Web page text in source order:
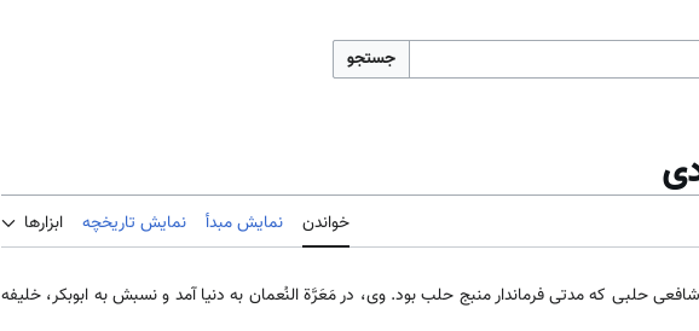
جستجو
خواندن نمایش مبدأ نمایش تاریخچه ابزارها
ابن الوَردی (689 - 749) فقیه شافعی حلبی که مدتی فرماندار منبج حلب بود. وى، در مَعَرَّة النُعمان به دنيا آمد و نسبش به ابوبكر، خليفه